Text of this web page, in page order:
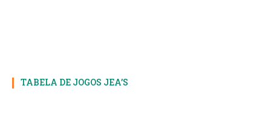
TABELA DE JOGOS JEA’S